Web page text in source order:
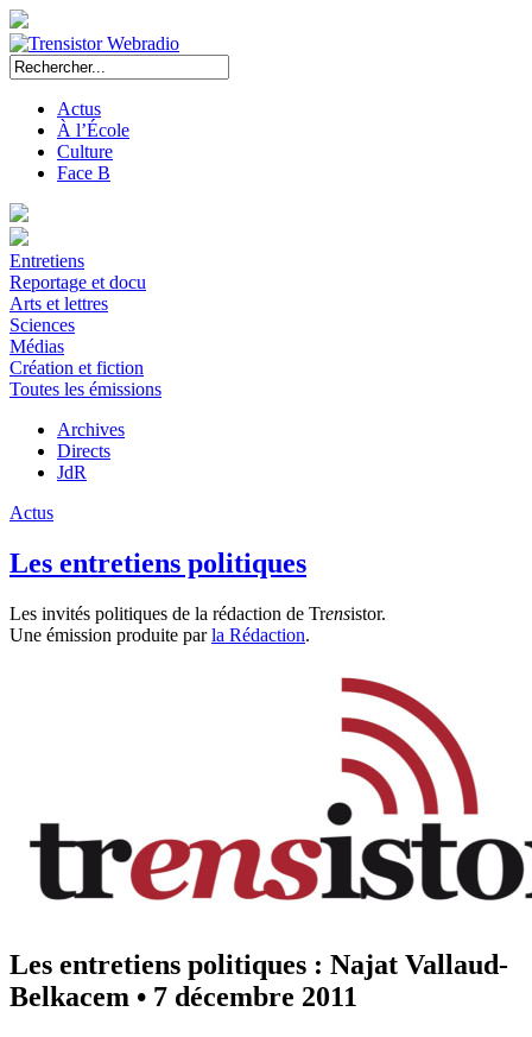
Actus
À l’École
Culture
Face B
Entretiens
Reportage et docu
Arts et lettres
Sciences
Médias
Création et fiction
Toutes les émissions
Archives
Directs
JdR
Actus
Les entretiens politiques
Les invités politiques de la rédaction de Trensistor.
Une émission produite parla Rédaction.
Les entretiens politiques : Najat Vallaud-
Belkacem • 7 décembre 2011